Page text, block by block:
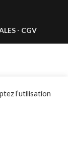
- CGV
l’utilisation